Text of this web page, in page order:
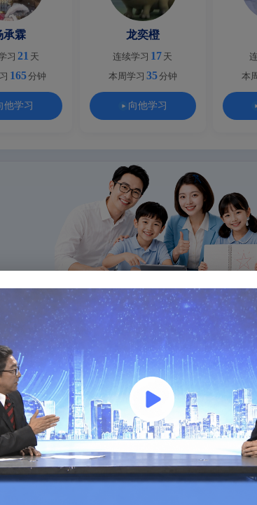
承霖
习 21 天
165分钟
他学习
龙奕橙
连续学习 17 天
本周学习 35分钟
向他学习
本
校与机构选择
31省覆盖
服务全国31个省市